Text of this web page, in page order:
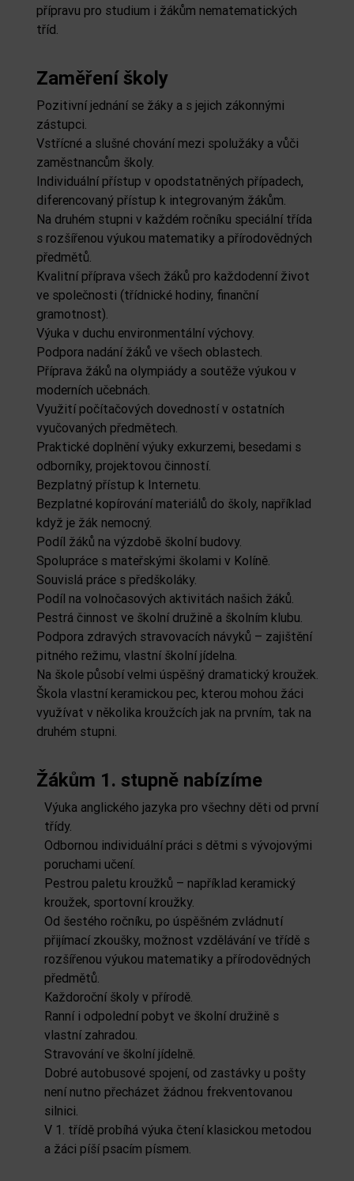
přípravu pro studium i žákům nematematických
tříd.
Zaměření školy
Pozitivní jednání se žáky a s jejich zákonnými
zástupci.
Vstřícné a slušné chování mezi spolužáky a vůči
zaměstnancům školy.
Individuální přístup v opodstatněných případech,
diferencovaný přístup k integrovaným žákům.
Na druhém stupni v každém ročníku speciální třída
s rozšířenou výukou matematiky a přírodovědných
předmětů.
Kvalitní příprava všech žáků pro každodenní život
ve společnosti (třídnické hodiny, finanční
gramotnost).
Výuka v duchu environmentální výchovy.
Podpora nadání žáků ve všech oblastech.
Příprava žáků na olympiády a soutěže výukou v
moderních učebnách.
Využití počítačových dovedností v ostatních
vyučovaných předmětech.
Praktické doplnění výuky exkurzemi, besedami s
odborníky, projektovou činností.
Bezplatný přístup k Internetu.
Bezplatné kopírování materiálů do školy, například
když je žák nemocný.
Podíl žáků na výzdobě školní budovy.
Spolupráce s mateřskými školami v Kolíně.
Souvislá práce s předškoláky.
Podíl na volnočasových aktivitách našich žáků.
Pestrá činnost ve školní družině a školním klubu.
Podpora zdravých stravovacích návyků – zajištění
pitného režimu, vlastní školní jídelna.
Na škole působí velmi úspěšný dramatický kroužek.
Škola vlastní keramickou pec, kterou mohou žáci
využívat v několika kroužcích jak na prvním, tak na
druhém stupni.
Žákům 1. stupně nabízíme
Výuka anglického jazyka pro všechny děti od první
třídy.
Odbornou individuální práci s dětmi s vývojovými
poruchami učení.
Pestrou paletu kroužků – například keramický
kroužek, sportovní kroužky.
Od šestého ročníku, po úspěšném zvládnutí
přijímací zkoušky, možnost vzdělávání ve třídě s
rozšířenou výukou matematiky a přírodovědných
předmětů.
Každoroční školy v přírodě.
Ranní i odpolední pobyt ve školní družině s
vlastní zahradou.
Stravování ve školní jídelně.
Dobré autobusové spojení, od zastávky u pošty
není nutno přecházet žádnou frekventovanou
silnici.
V 1. třídě probíhá výuka čtení klasickou metodou
a žáci píší psacím písmem.